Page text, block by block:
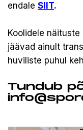
endale SIIT.
Koolidele
jäävad ainult
huviliste puhul
Tundub